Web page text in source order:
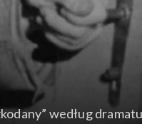
według